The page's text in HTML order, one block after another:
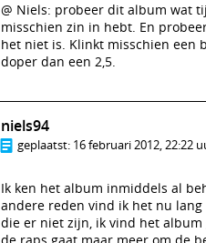
@ Niels: probeer dit album wat
misschien zin in hebt. En
het niet is. Klinkt misschien een
doper dan een 2,5.
niels94
geplaatst: 16 februari 2012, 22:22
Ik ken het album inmiddels al
andere reden vind ik het nu
die er niet zijn, ik vind het